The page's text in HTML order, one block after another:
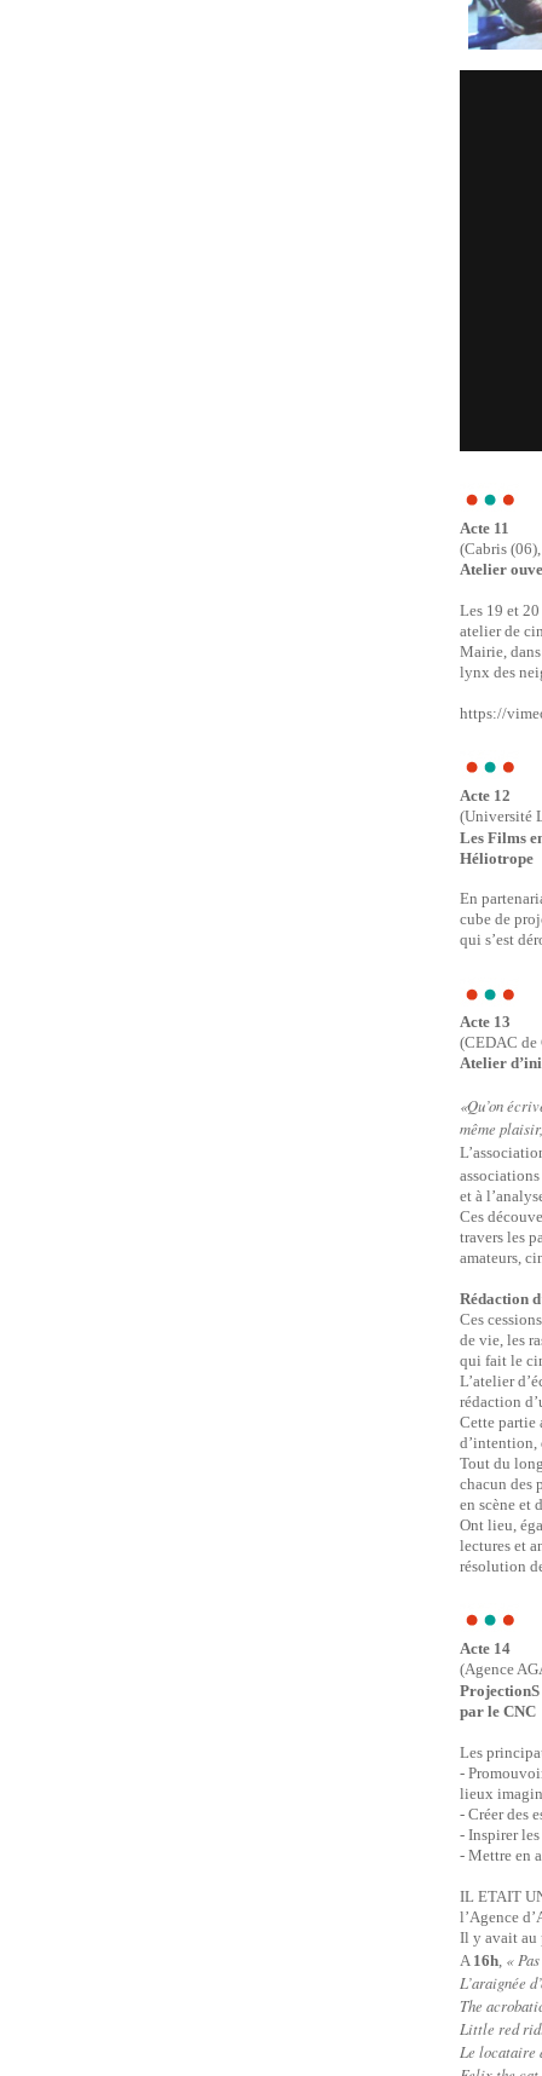
Acte 11
(Cabris
Atelier
Les 19 et
atelier de
Mairie,
lynx des
https://
Acte 12
(Université
Les Films
Héliotrope
En
cube de
qui s’est
Acte 13
(CEDAC de
Atelier
«Qu’on
même
associations
et à
Ces
travers les
amateurs,
Rédaction
Ces
de vie, les
qui fait le
L’atelier
rédaction
Cette partie
d’intention,
Tout du
chacun des
en scène et
Ont lieu,
lectures et
résolution
Acte 14
(Agence
ProjectionS
par le CNC
Les
-
lieux
- Créer des
- Inspirer les
- Mettre en
IL ETAIT
l’Agence
Il y avait au
A 16h «
L’araignée
The
Little red
Le locataire